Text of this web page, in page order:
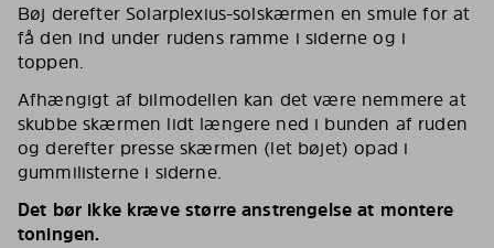
Bøj derefter Solarplexius-solskærmen en smule for at
få den ind under rudens ramme i siderne og i
toppen.
Afhængigt af bilmodellen kan det være nemmere at
skubbe skærmen lidt længere ned i bunden af ruden
og derefter presse skærmen (let bøjet) opad i
gummilisterne i siderne.
Det bør ikke kræve større anstrengelse at montere
toningen.